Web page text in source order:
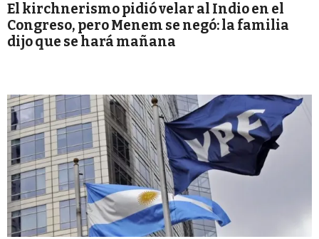
El kirchnerismo pidió velar al Indio en el
Congreso, pero Menem se negó: la familia
dijo que se hará mañana